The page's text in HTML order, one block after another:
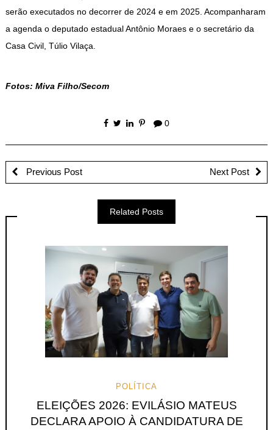
serão executados no decorrer de 2024 e em 2025. Acompanharam
a agenda o deputado estadual Antônio Moraes e o secretário da
Casa Civil, Túlio Vilaça.
Fotos: Miva Filho/Secom
0
Previous Post Next Post
Related Posts
POLÍTICA
ELEIÇÕES 2026: EVILÁSIO MATEUS
DECLARA APOIO À CANDIDATURA DE